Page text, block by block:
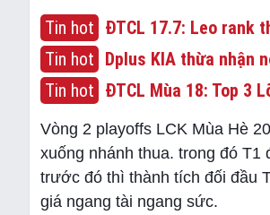
Tin hot ĐTCL 17.7: Leo rank
Tin hot Dplus KIA thừa nhận
Tin hot ĐTCL Mùa 18: Top 3
Vòng 2 playoffs LCK Mùa Hè
xuống nhánh thua. trong đó
trước đó thì thành tích đối đầu
giá ngang tài ngang sức.